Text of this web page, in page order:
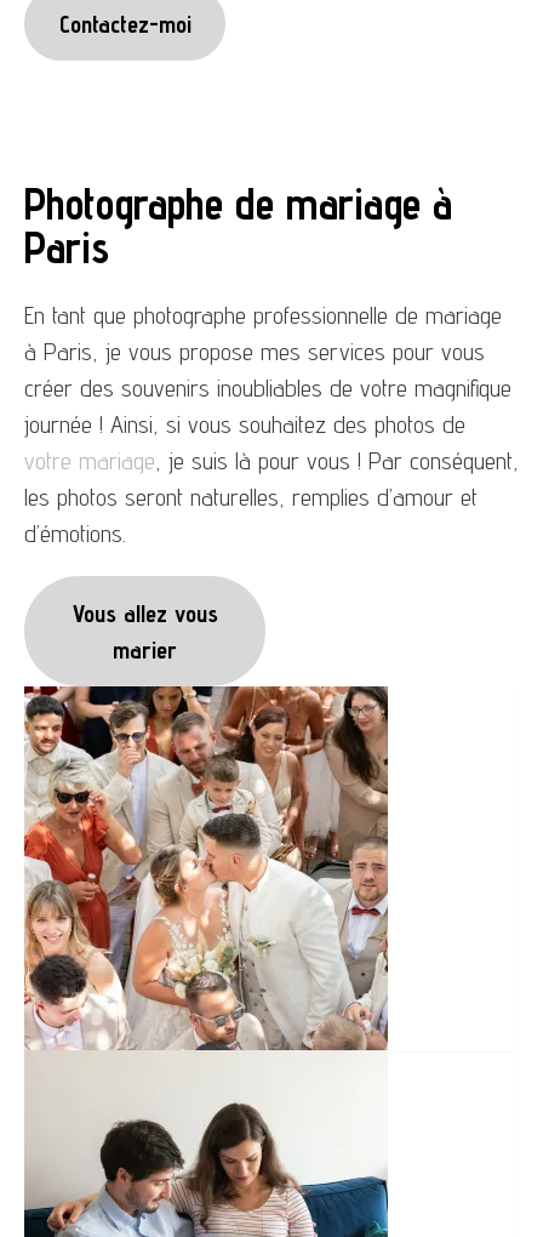
Contactez-moi
Photographe de mariage à
Paris
En tant que photographe professionnelle de mariage
à Paris, je vous propose mes services pour vous
créer des souvenirs inoubliables de votre magnifique
journée ! Ainsi, si vous souhaitez des photos de
votre mariage, je suis là pour vous ! Par conséquent,
les photos seront naturelles, remplies d’amour et
d’émotions.
Vous allez vous
marier